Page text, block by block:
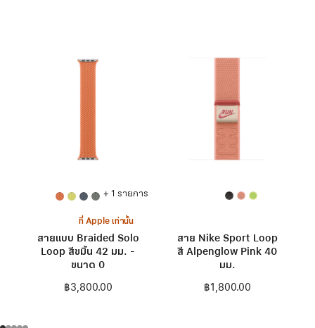
+ 1 รายการ
ที่ Apple เท่านั้น
สายแบบ Braided Solo
Loop สีขมิ้น 42 มม. -
ขนาด 0
฿3,800.00
สาย Nike Sport Loop
สี Alpenglow Pink 40
มม.
฿1,800.00